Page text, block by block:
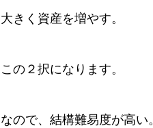
大きく資産を増やす。
この２択になります。
なので、結構難易度が高い。